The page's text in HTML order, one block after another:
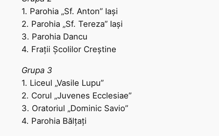
1. Parohia „Sf. Anton” Iaşi
2. Parohia „Sf. Tereza” Iaşi
3. Parohia Dancu
4. Fraţii Şcolilor Creştine
Grupa 3
1. Liceul „Vasile Lupu”
2. Corul „Juvenes Ecclesiae”
3. Oratoriul „Dominic Savio”
4. Parohia Bălţaţi